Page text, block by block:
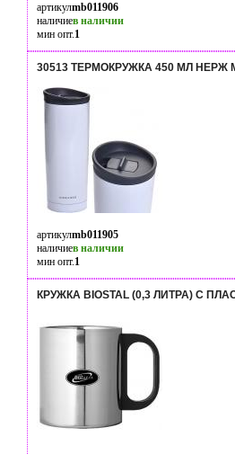
артикулmb011906
наличиев наличии
мин опт.1
30513 ТЕРМОКРУЖКА 450 МЛ НЕРЖ
артикулmb011905
наличиев наличии
мин опт.1
КРУЖКА BIOSTAL (0,3 ЛИТРА) С